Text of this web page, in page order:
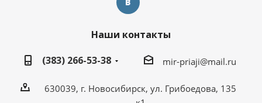
Наши контакты
(383) 266-53-38
mir-priaji@mail.ru
630039, г. Новосибирск, ул. Грибоедова, 135